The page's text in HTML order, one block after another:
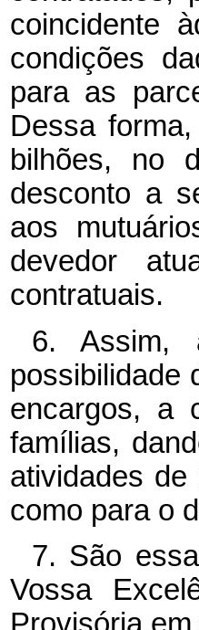
coincidente
condições
para as
Dessa
bilhões, no
desconto a
aos
devedor
contratuais.
6. Assim,
possibilidade
encargos, a
famílias,
atividades
como para o
7. São
Vossa